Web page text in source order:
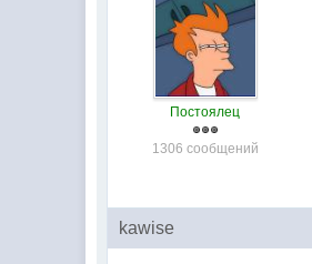
Постоялец
1306 сообщений
kawise